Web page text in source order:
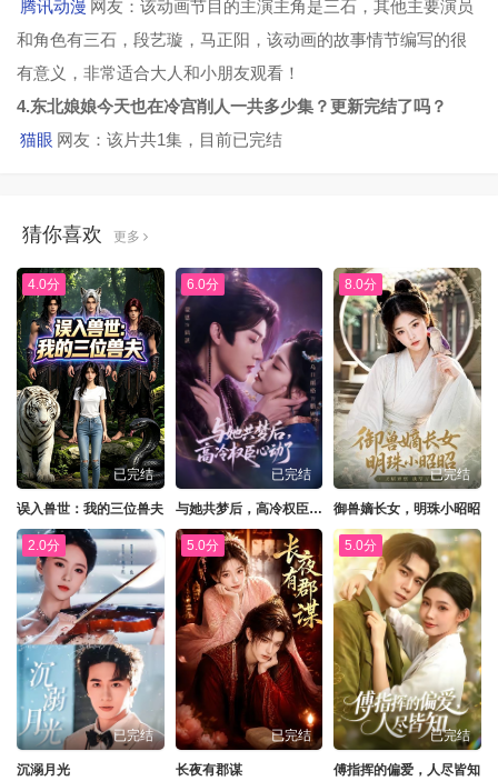
腾讯动漫 网友：该动画节目的主演主角是三石，其他主要演员
和角色有三石，段艺璇，马正阳，该动画的故事情节编写的很
有意义，非常适合大人和小朋友观看！
4.东北娘娘今天也在冷宫削人一共多少集？更新完结了吗？
猫眼 网友：该片共1集，目前已完结
猜你喜欢 更多
4.0分
已完结
误入兽世：我的三位兽夫
6.0分
已完结
与她共梦后，高冷权臣心动了
8.0分
已完结
御兽嫡长女，明珠小昭昭
2.0分
已完结
沉溺月光
5.0分
已完结
长夜有郡谋
5.0分
已完结
傅指挥的偏爱，人尽皆知